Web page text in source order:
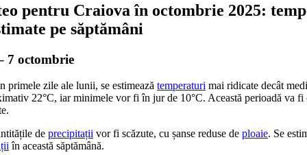
pentru Craiova în octombrie 2025:
pe săptămâni
7 octombrie
primele zile ale lunii, se estimează temperaturi mai ridicate decât
22°C, iar minimele vor fi în jur de 10°C. Această perioadă va fi
de precipitații vor fi scăzute, cu șanse reduse de ploaie. Se
în această săptămână.